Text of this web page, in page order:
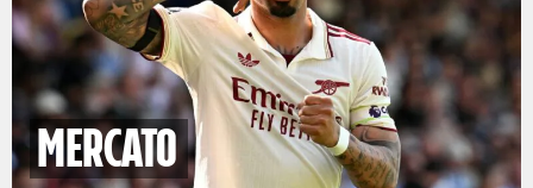
mercato